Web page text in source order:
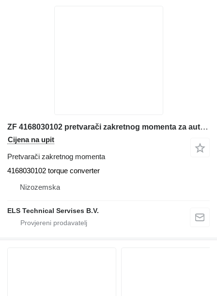
ZF 4168030102 pretvarači zakretnog momenta za autodizalice
Cijena na upit
Pretvarači zakretnog momenta
4168030102 torque converter
Nizozemska
ELS Technical Servises B.V.